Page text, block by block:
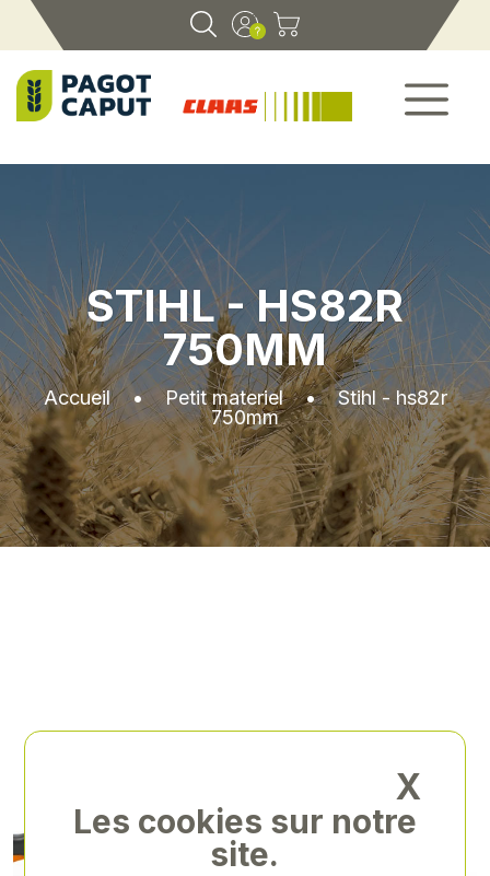
STIHL - HS82R
750MM
Accueil•Petit materiel•Stihl - hs82r
750mm
X
Les cookies sur notre
site.